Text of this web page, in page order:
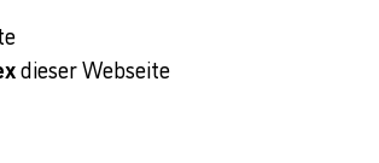
dieser Webseite